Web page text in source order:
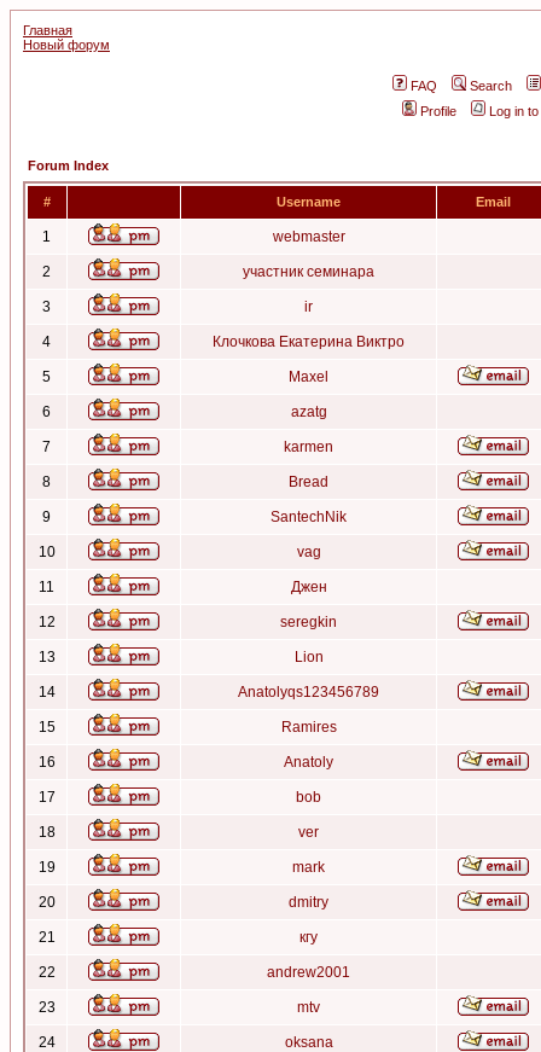
Главная
Новый форум
FAQ
Search
Profile
Log in
Forum Index
# Username Email
1 webmaster
2 участник семинара
3 ir
4 Клочкова Екатерина Виктро
5 Maxel
6 azatg
7 karmen
8 Bread
9 SantechNik
10 vag
11 Джен
12 seregkin
13 Lion
14 Anatolyqs123456789
15 Ramires
16 Anatoly
17 bob
18 ver
19 mark
20 dmitry
21 кгу
22 andrew2001
23 mtv
24 oksana